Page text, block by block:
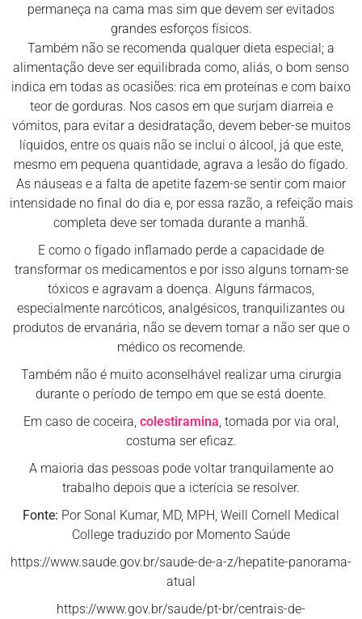
permaneça na cama mas sim que devem ser evitados
grandes esforços físicos.
Também não se recomenda qualquer dieta especial; a
alimentação deve ser equilibrada como, aliás, o bom senso
indica em todas as ocasiões: rica em proteínas e com baixo
teor de gorduras. Nos casos em que surjam diarreia e
vómitos, para evitar a desidratação, devem beber-se muitos
líquidos, entre os quais não se inclui o álcool, já que este,
mesmo em pequena quantidade, agrava a lesão do fígado.
As náuseas e a falta de apetite fazem-se sentir com maior
intensidade no final do dia e, por essa razão, a refeição mais
completa deve ser tomada durante a manhã.
E como o fígado inflamado perde a capacidade de
transformar os medicamentos e por isso alguns tornam-se
tóxicos e agravam a doença. Alguns fármacos,
especialmente narcóticos, analgésicos, tranquilizantes ou
produtos de ervanária, não se devem tomar a não ser que o
médico os recomende.
Também não é muito aconselhável realizar uma cirurgia
durante o período de tempo em que se está doente.
Em caso de coceira, colestiramina , tomada por via oral,
costuma ser eficaz.
A maioria das pessoas pode voltar tranquilamente ao
trabalho depois que a icterícia se resolver.
Fonte: Por Sonal Kumar, MD, MPH, Weill Cornell Medical
College traduzido por Momento Saúde
https://www.saude.gov.br/saude-de-a-z/hepatite-panorama-
atual
https://www.gov.br/saude/pt-br/centrais-de-